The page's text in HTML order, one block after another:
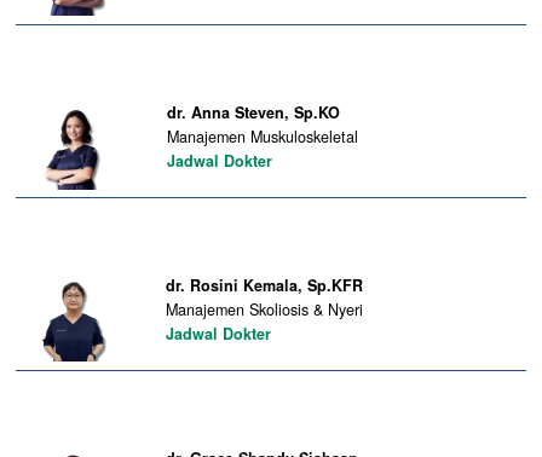
dr. Anna Steven, Sp.KO
Manajemen Muskuloskeletal
Jadwal Dokter
dr. Rosini Kemala, Sp.KFR
Manajemen Skoliosis & Nyeri
Jadwal Dokter